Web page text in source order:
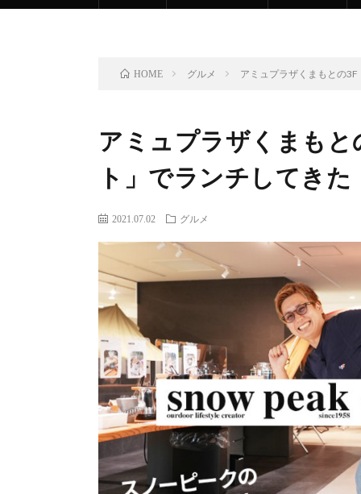
HOME グルメ アミュプラザくまもとの
アミュプラザくまも
ト」でランチしてきた
2021.07.02 グルメ